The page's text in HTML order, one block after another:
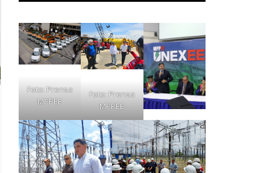
Foto: Prensa
MPPEE
Foto: Prensa
MPPEE